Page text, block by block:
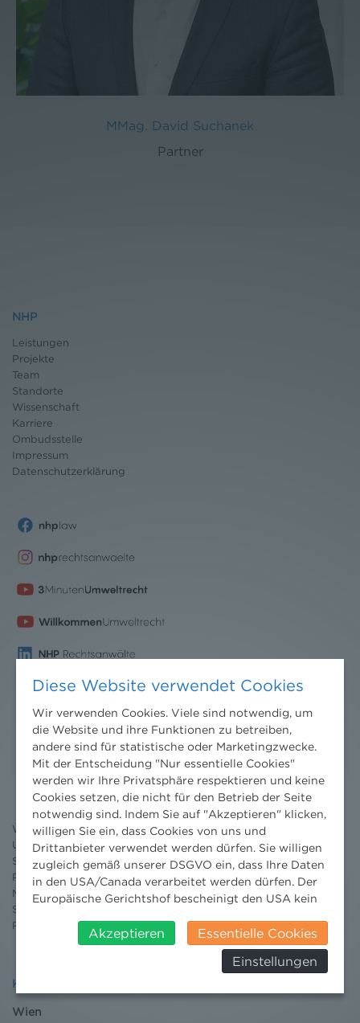
MMag. David Suchanek
Partner
NHP
Leistungen
Projekte
Team
Standorte
Wissenschaft
Karriere
Ombudsstelle
Impressum
Datenschutzerklärung
Nachrichten
News aktuell
Newsletter
3 Minuten Umweltrecht
Willkommen Umweltrecht
Umweltrechtsblog
Seminare
Publikationen
Moot Court
Stipendium
Pressebereich
Kontakt
Wien
Diese Website verwendet Cookies
Wir verwenden Cookies. Viele sind notwendig, um
die Website und ihre Funktionen zu betreiben,
andere sind für statistische oder Marketingzwecke.
Mit der Entscheidung "Nur essentielle Cookies"
werden wir Ihre Privatsphäre respektieren und keine
Cookies setzen, die nicht für den Betrieb der Seite
notwendig sind. Indem Sie auf "Akzeptieren" klicken,
willigen Sie ein, dass Cookies von uns und
Drittanbieter verwendet werden dürfen. Sie willigen
zugleich gemäß unserer DSGVO ein, dass Ihre Daten
in den USA/Canada verarbeitet werden dürfen. Der
Europäische Gerichtshof bescheinigt den USA kein
insbesondere das Risiko, dass ihre Daten durch US-
Behörden, zu Kontroll- und zu
Überwachungszwecken, verarbeitet werden und
werden können. Zudem finden Sie am
Bildschirmrand ein Cookie-Icon wo Sie jederzeit Ihre
Akzeptieren
Essentielle Cookies
Einstellungen